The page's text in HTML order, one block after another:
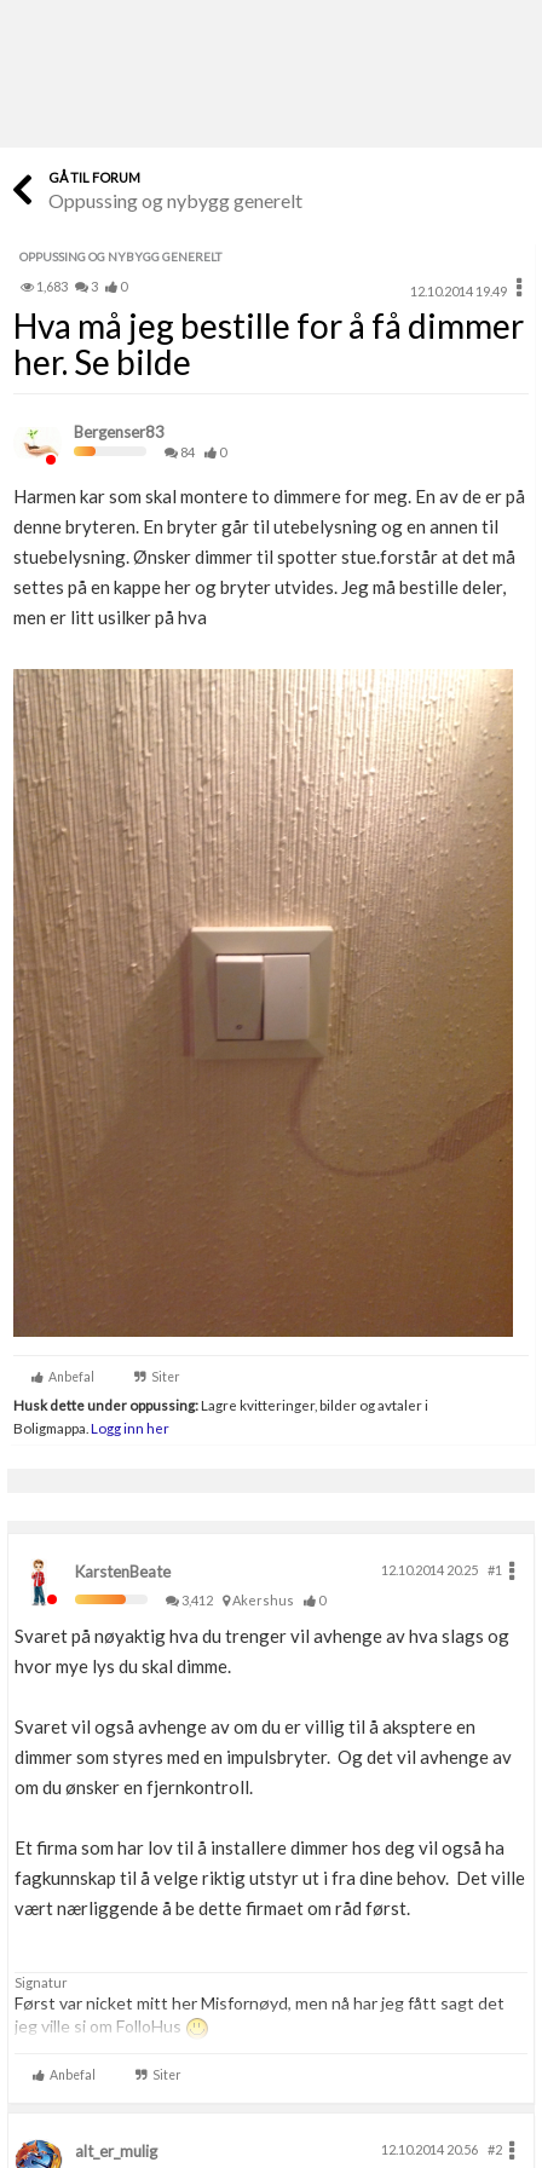
Finn håndverkere
Papirer som mangler
Skaff dokumentasjon som mangler
Se din bolig? Klikk her
Boligmappa+
Få mer ut av Boligmappa
Nytt
GÅ TIL FORUM
Oppussing og nybygg generelt
OPPUSSING OG NYBYGG GENERELT
1,683 3 0 12.10.2014 19.49
Hva må jeg bestille for å få dimmer
her. Se bilde
Bergenser83
84 0
Harmen kar som skal montere to dimmere for meg. En av de er på
denne bryteren. En bryter går til utebelysning og en annen til
stuebelysning. Ønsker dimmer til spotter stue.forstår at det må
settes på en kappe her og bryter utvides. Jeg må bestille deler,
men er litt usilker på hva
Anbefal Siter
Husk dette under oppussing:Lagre kvitteringer, bilder og avtaler i
Boligmappa. Logg inn her
KarstenBeate 12.10.2014 20.25
#1
3,412
Akershus 0
Svaret på nøyaktig hva du trenger vil avhenge av hva slags og
hvor mye lys du skal dimme.
Svaret vil også avhenge av om du er villig til å aksptere en
dimmer som styres med en impulsbryter. Og det vil avhenge av
om du ønsker en fjernkontroll.
Et firma som har lov til å installere dimmer hos deg vil også ha
fagkunnskap til å velge riktig utstyr ut i fra dine behov. Det ville
vært nærliggende å be dette firmaet om råd først.
Signatur
Først var nicket mitt her Misfornøyd, men nå har jeg fått sagt det
jeg ville si om FolloHus
Anbefal Siter
alt_er_mulig 12.10.2014 20.56 #2